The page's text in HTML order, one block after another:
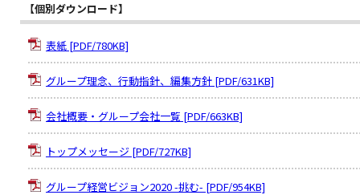
【個別ダウンロード】
表紙 [PDF/780KB]
グループ理念、行動指針、編集方針 [PDF/631KB]
会社概要・グループ会社一覧 [PDF/663KB]
トップメッセージ [PDF/727KB]
グループ経営ビジョン2020 -挑む- [PDF/954KB]